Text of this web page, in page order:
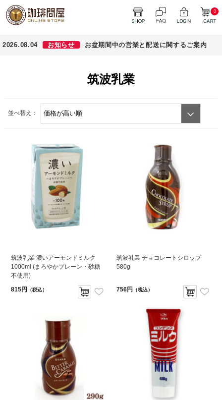
0
2026.08.04 お知らせ お盆期間中の営業と配送に関するご案内
筑波乳業
並べ替え：
筑波乳業 濃いアーモンドミルク
1000ml (まろやかプレーン・砂糖
不使用)
815円
（税込）
筑波乳業 チョコレートシロップ
580g
756円 （税込）